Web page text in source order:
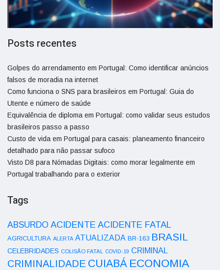
Posts recentes
Golpes do arrendamento em Portugal: Como identificar anúncios
falsos de moradia na internet
Como funciona o SNS para brasileiros em Portugal: Guia do
Utente e número de saúde
Equivalência de diploma em Portugal: como validar seus estudos
brasileiros passo a passo
Custo de vida em Portugal para casais: planeamento financeiro
detalhado para não passar sufoco
Visto D8 para Nómadas Digitais: como morar legalmente em
Portugal trabalhando para o exterior
Tags
ABSURDO ACIDENTE ACIDENTE FATAL
AGRICULTURA ALERTA ATUALIZADA BR-163 BRASIL
CELEBRIDADES COLISÃO FATAL COVID-19 CRIMINAL
CRIMINALIDADE CUIABÁ ECONOMIA